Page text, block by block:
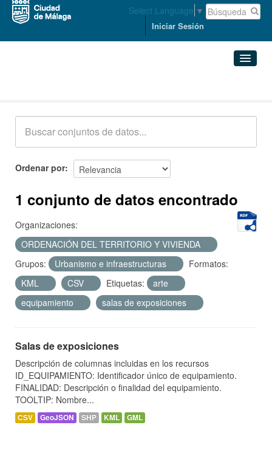
Select Language ▼
Iniciar Sesión
Acerca de
Ordenar por
1 conjunto de datos encontrado
Organizaciones:
ORDENACIÓN DEL TERRITORIO Y VIVIENDA
Grupos:
Urbanismo e infraestructuras
Formatos:
KML
CSV Etiquetas:
arte
equipamiento
salas de exposiciones
Salas de exposiciones
Descripción de columnas incluidas en los recursos
ID_EQUIPAMIENTO: Identificador único de equipamiento.
FINALIDAD: Descripción o finalidad del equipamiento.
TOOLTIP: Nombre...
CSV GeoJSON SHP KML GML